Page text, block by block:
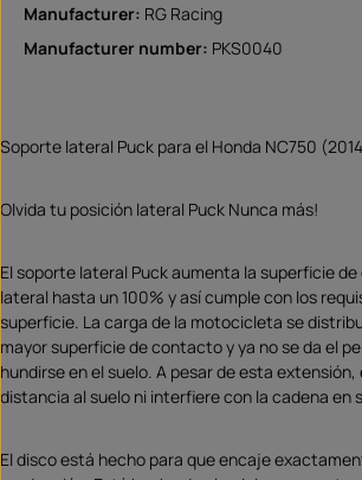
Manufacturer: RG Racing
Manufacturer number: PKS0040
Soporte lateral Puck para el Honda NC750
Olvida tu posición lateral Puck Nunca más!
El soporte lateral Puck aumenta la superficie
lateral hasta un 100% y así cumple con los
superficie. La carga de la motocicleta se
mayor superficie de contacto y ya no se da el
hundirse en el suelo. A pesar de esta
distancia al suelo ni interfiere con la cadena en
El disco está hecho para que encaje